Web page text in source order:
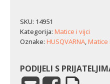
SKU: 14951
Kategorija: Matice i vijci
Oznake: HUSQVARNA,Matice
PODIJELI S